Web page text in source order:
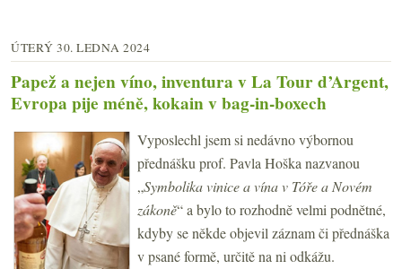
ÚTERÝ 30. LEDNA 2024
Papež a nejen víno, inventura v La Tour d’Argent,
Evropa pije méně, kokain v bag-in-boxech
Vyposlechl jsem si nedávno výbornou
přednášku prof. Pavla Hoška nazvanou
„Symbolika vinice a vína v Tóře a Novém
zákoně“ a bylo to rozhodně velmi podnětné,
kdyby se někde objevil záznam či přednáška
v psané formě, určitě na ni odkážu.